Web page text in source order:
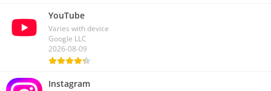
YouTube
Varies with device
Google LLC
2026-08-09
Instagram